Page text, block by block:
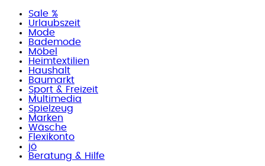
Sale %
Urlaubszeit
Mode
Bademode
Möbel
Heimtextilien
Haushalt
Baumarkt
Sport & Freizeit
Multimedia
Spielzeug
Marken
Wäsche
Flexikonto
jö
Beratung & Hilfe